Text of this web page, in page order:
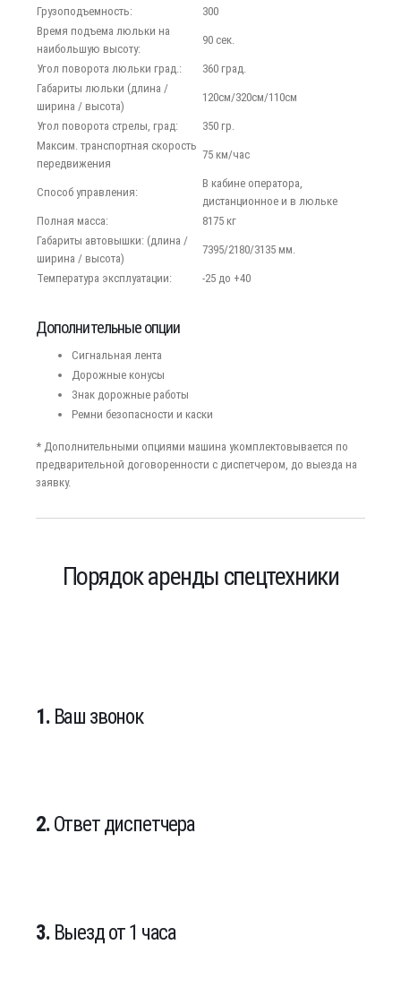
Грузоподъемность:
300
Время подъема люльки на
наибольшую высоту:
90 сек.
Угол поворота люльки град.:
360 град.
Габариты люльки (длина /
ширина / высота)
120см/320см/110см
Угол поворота стрелы, град:
350 гр.
Максим. транспортная скорость
передвижения
75 км/час
Способ управления:
В кабине оператора,
дистанционное и в люльке
Полная масса:
8175 кг
Габариты автовышки: (длина /
ширина / высота)
7395/2180/3135 мм.
Температура эксплуатации: -25 до +40
Дополнительные опции
Сигнальная лента
Дорожные конусы
Знак дорожные работы
Ремни безопасности и каски
* Дополнительными опциями машина укомплектовывается по
предварительной договоренности c диспетчером, до выезда на
заявку.
Порядок аренды спецтехники
1.Ваш звонок
2.Ответ диспетчера
3.Выезд от 1 часа